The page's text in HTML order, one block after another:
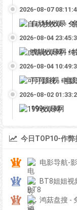
2026-08-07
自动秒收录 -
2026-08-04
虎喵收录网 -
2026-08-04
可可影视 - 电
2026-08-02
199收录网
今日TOP10-作弊
电影导航-
BT8姐姐视
鸿菇盘搜 -